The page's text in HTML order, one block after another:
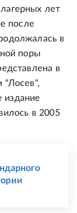
лет
после
в
поры
в
"Лосев",
в 2005